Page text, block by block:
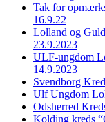
Tak for
16.9.22
Lolland og
23.9.2023
ULF-ungdom
14.9.2023
Svendborg
Ulf Ungdom
Odsherred
Kolding kreds